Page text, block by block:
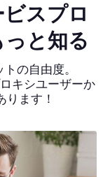
スプロ
と知る
の自由度。
キシユーザーか
ります！